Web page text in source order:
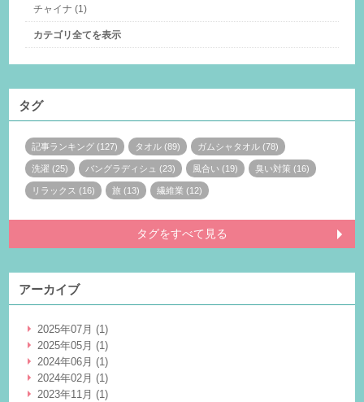
チャイナ (1)
カテゴリ全てを表示
タグ
記事ランキング (127) タオル (89) ガムシャタオル (78)
洗濯 (25) バングラディシュ (23) 風合い (19) 臭い対策 (16)
リラックス (16) 旅 (13) 繊維業 (12)
タグをすべて見る
アーカイブ
2025年07月 (1)
2025年05月 (1)
2024年06月 (1)
2024年02月 (1)
2023年11月 (1)